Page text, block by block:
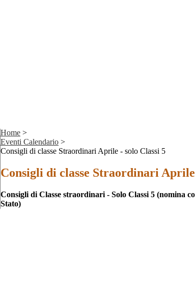
Home >
Eventi Calendario >
Consigli di classe Straordinari Aprile - solo Classi 5
Consigli di classe Straordinari Aprile
Consigli di Classe straordinari - Solo Classi 5 (nomina
Stato)